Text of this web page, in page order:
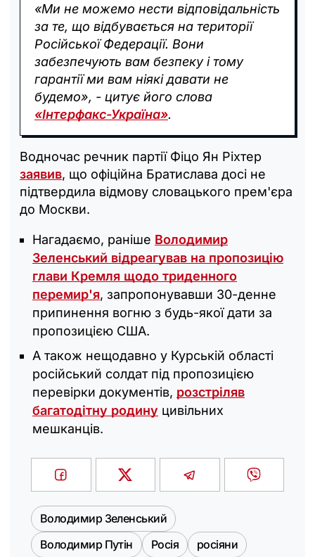
«Ми не можемо нести відповідальність
за те, що відбувається на території
Російської Федерації. Вони
забезпечують вам безпеку і тому
гарантії ми вам ніякі давати не
будемо», - цитує його слова
«Інтерфакс-Україна».
Водночас речник партії Фіцо Ян Ріхтер
заявив, що офіційна Братислава досі не
підтвердила відмову словацького прем'єра
до Москви.
Нагадаємо, раніше Володимир
Зеленський відреагував на пропозицію
глави Кремля щодо триденного
перемир'я, запропонувавши 30-денне
припинення вогню з будь-якої дати за
пропозицією США.
А також нещодавно у Курській області
російський солдат під пропозицією
перевірки документів, розстріляв
багатодітну родину цивільних
мешканців.
Володимир Зеленський
Володимир Путін
Росія росіяни